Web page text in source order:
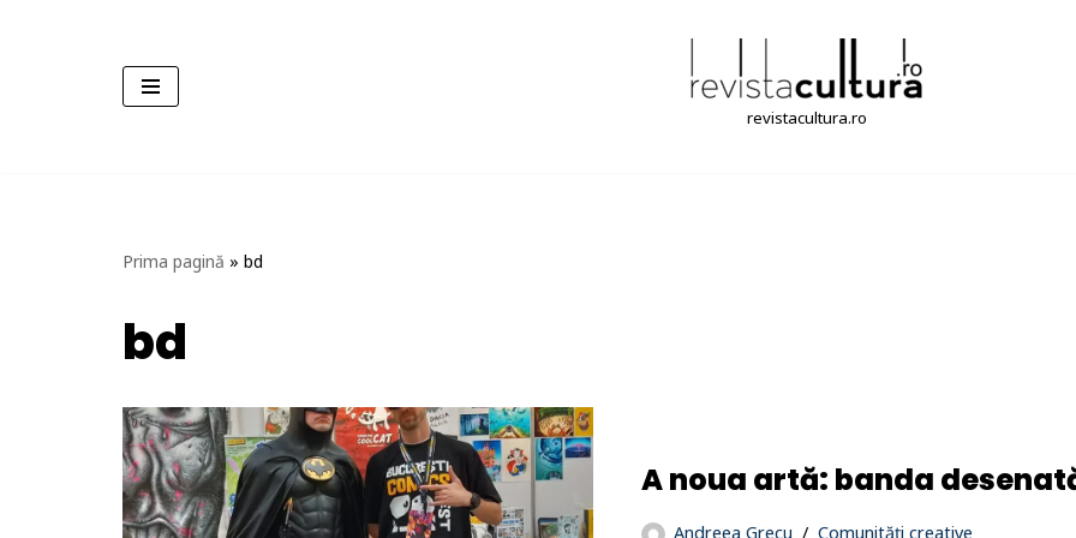
revistacultura.ro
Prima pagină » bd
bd
A noua artă: banda
Andreea Grecu Comunități creative